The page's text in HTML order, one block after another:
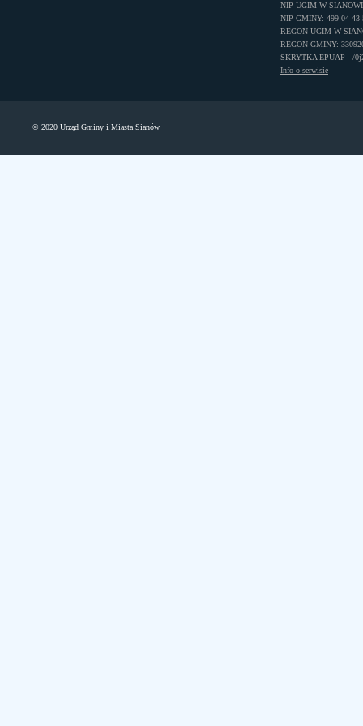
NIP UGIM W
NIP GMINY: 499-04-43-
REGON UGIM W
REGON GMINY:
SKRYTKA EPUAP - /
Info o serwisie
© 2020 Urząd Gminy i Miasta Sianów